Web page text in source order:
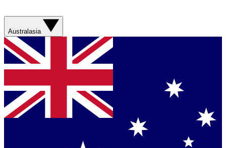
Australasia